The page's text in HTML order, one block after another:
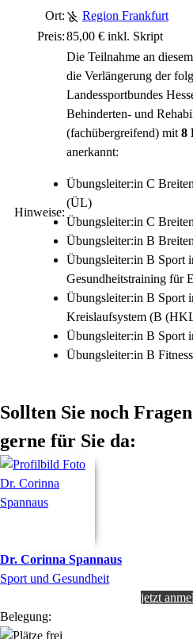
Ort:
Region Frankfurt
Preis:85,00 € inkl. Skript
Hinweise:
Die Teilnahme an
die Verlängerung der
Landessportbundes
Behinderten- und
(fachübergreifend) mit 8
anerkannt:
Übungsleiter:in C
(ÜL)
Übungsleiter:in C
Übungsleiter:in B
Übungsleiter:in B Sport
Gesundheitstraining für
Übungsleiter:in B Sport
Kreislaufsystem (B
Übungsleiter:in B Sport
Übungsleiter:in B
Sollten Sie noch
gerne für Sie da:
Dr. Corinna Spannaus
Sport und Gesundheit
jetzt
Belegung: